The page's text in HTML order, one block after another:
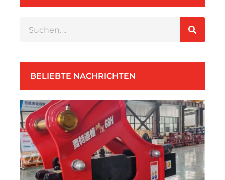
BELIEBTE NACHRICHTEN